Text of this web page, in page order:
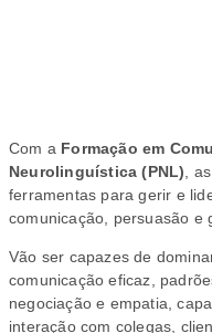
Com a Formação em
Neurolinguística (PNL) ,
ferramentas para gerir e
comunicação, persuasão e
Vão ser capazes de
comunicação eficaz,
negociação e empatia,
interação com colegas,